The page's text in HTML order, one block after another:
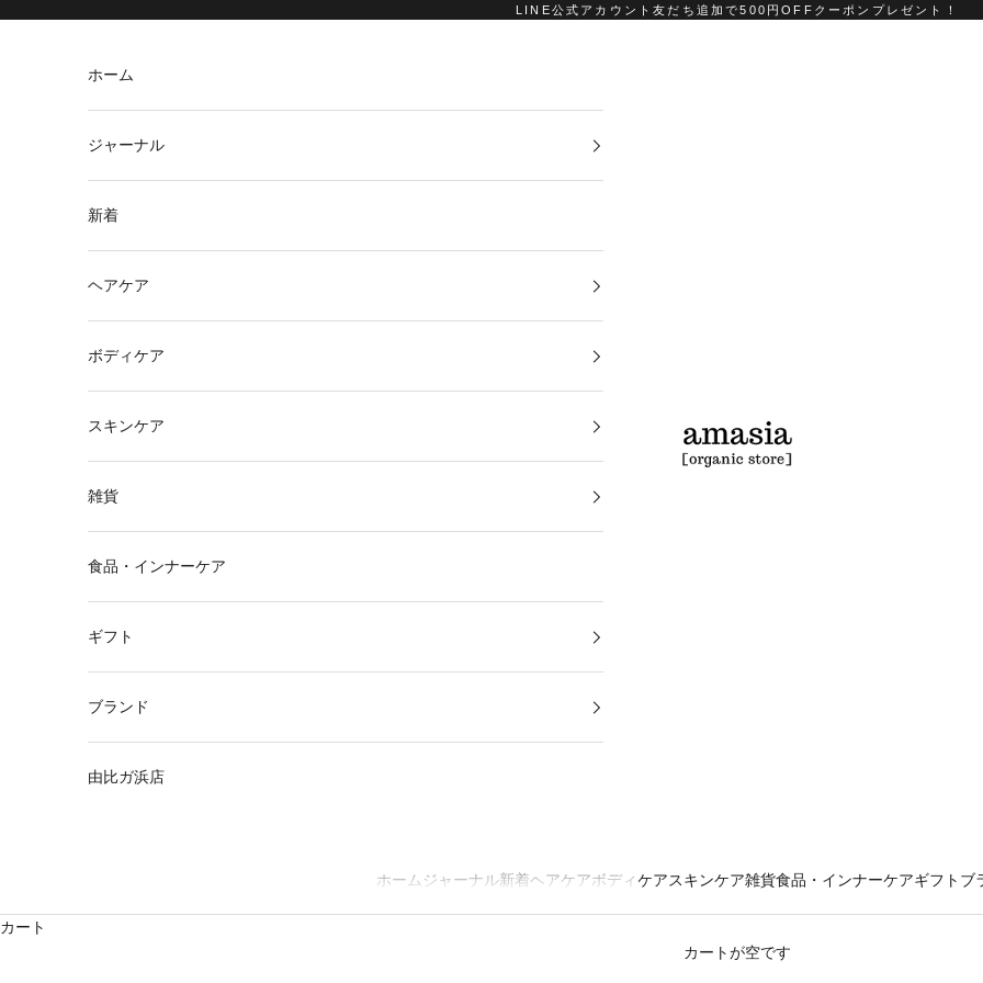
LINE公式アカウント友だち追加で500円OFFクーポンプレゼント！
amasia organic store
ホーム ジャーナル新着ヘアケアボディケアスキンケア雑貨食品・インナーケアギフト ブ
ホーム
ジャーナル
新着
ヘアケア
ボディケア
スキンケア
雑貨
食品・インナーケア
ギフト
ブランド
由比ガ浜店
カート
カートが空です